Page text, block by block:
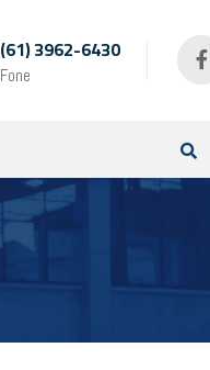
(61) 3962-6430
Fone